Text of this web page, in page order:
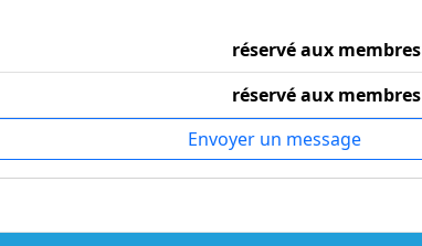
réservé aux membres
réservé aux membres
Envoyer un message